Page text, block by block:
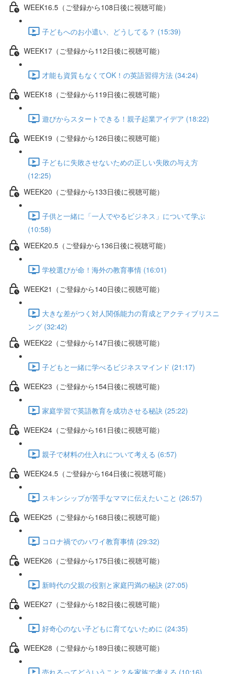
WEEK16.5（ご登録から108日後に視聴可能）
子どもへのお小遣い、どうしてる？ (15:39)
WEEK17（ご登録から112日後に視聴可能）
才能も資質もなくてOK！の英語習得方法 (34:24)
WEEK18（ご登録から119日後に視聴可能）
遊びからスタートできる！親子起業アイデア (18:22)
WEEK19（ご登録から126日後に視聴可能）
子どもに失敗させないための正しい失敗の与え方
(12:25)
WEEK20（ご登録から133日後に視聴可能）
子供と一緒に「一人でやるビジネス」について学ぶ
(10:58)
WEEK20.5（ご登録から136日後に視聴可能）
学校選びが命！海外の教育事情 (16:01)
WEEK21（ご登録から140日後に視聴可能）
大きな差がつく対人関係能力の育成とアクティブリスニ
ング (32:42)
WEEK22（ご登録から147日後に視聴可能）
子どもと一緒に学べるビジネスマインド (21:17)
WEEK23（ご登録から154日後に視聴可能）
家庭学習で英語教育を成功させる秘訣 (25:22)
WEEK24（ご登録から161日後に視聴可能）
親子で材料の仕入れについて考える (6:57)
WEEK24.5（ご登録から164日後に視聴可能）
スキンシップが苦手なママに伝えたいこと (26:57)
WEEK25（ご登録から168日後に視聴可能）
コロナ禍でのハワイ教育事情 (29:32)
WEEK26（ご登録から175日後に視聴可能）
新時代の父親の役割と家庭円満の秘訣 (27:05)
WEEK27（ご登録から182日後に視聴可能）
好奇心のない子どもに育てないために (24:35)
WEEK28（ご登録から189日後に視聴可能）
売れるってどういうこと？を家族で考える (10:16)